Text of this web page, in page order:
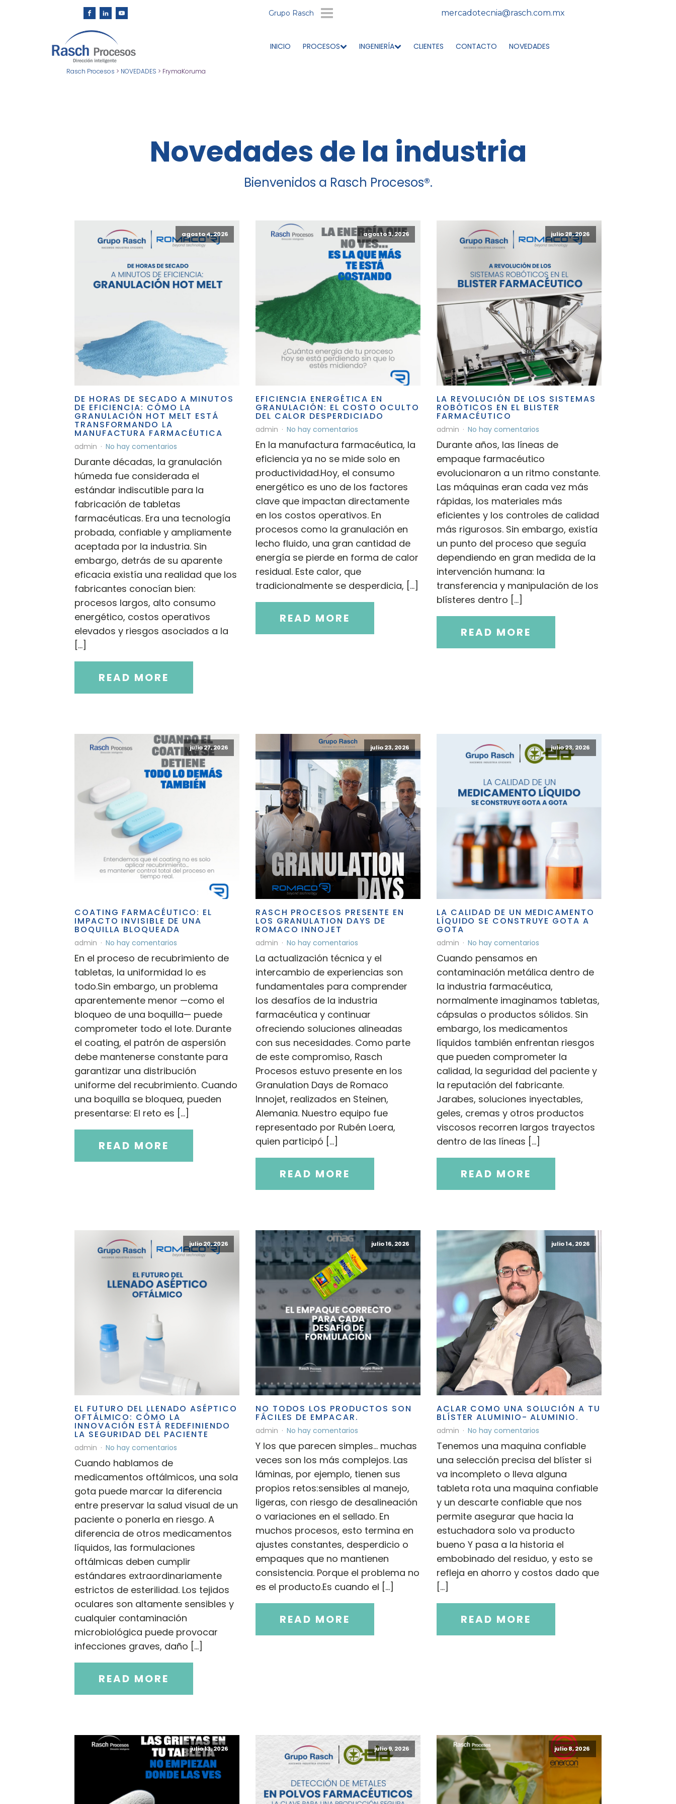
Grupo Rasch mercadotecnia@rasch.com.mx
INICIO PROCESOS INGENIERÍA CLIENTES CONTACTO NOVEDADES
Rasch Procesos > NOVEDADES > FrymaKoruma
Novedades de la industria
Bienvenidos a Rasch Procesos®.
agosto 4, 2026
DE HORAS DE SECADO A MINUTOS
DE EFICIENCIA: CÓMO LA
GRANULACIÓN HOT MELT ESTÁ
TRANSFORMANDO LA
MANUFACTURA FARMACÉUTICA
admin No hay comentarios
Durante décadas, la granulación
húmeda fue considerada el
estándar indiscutible para la
fabricación de tabletas
farmacéuticas. Era una tecnología
probada, confiable y ampliamente
aceptada por la industria. Sin
embargo, detrás de su aparente
eficacia existía una realidad que los
fabricantes conocían bien:
procesos largos, alto consumo
energético, costos operativos
elevados y riesgos asociados a la
[…]
READ MORE
agosto 3, 2026
EFICIENCIA ENERGÉTICA EN
GRANULACIÓN: EL COSTO OCULTO
DEL CALOR DESPERDICIADO
admin No hay comentarios
En la manufactura farmacéutica, la
eficiencia ya no se mide solo en
productividad.Hoy, el consumo
energético es uno de los factores
clave que impactan directamente
en los costos operativos. En
procesos como la granulación en
lecho fluido, una gran cantidad de
energía se pierde en forma de calor
residual. Este calor, que
tradicionalmente se desperdicia, […]
READ MORE
julio 28, 2026
LA REVOLUCIÓN DE LOS SISTEMAS
ROBÓTICOS EN EL BLISTER
FARMACÉUTICO
admin No hay comentarios
Durante años, las líneas de
empaque farmacéutico
evolucionaron a un ritmo constante.
Las máquinas eran cada vez más
rápidas, los materiales más
eficientes y los controles de calidad
más rigurosos. Sin embargo, existía
un punto del proceso que seguía
dependiendo en gran medida de la
intervención humana: la
transferencia y manipulación de los
blísteres dentro […]
READ MORE
julio 27, 2026
COATING FARMACÉUTICO: EL
IMPACTO INVISIBLE DE UNA
BOQUILLA BLOQUEADA
admin No hay comentarios
En el proceso de recubrimiento de
tabletas, la uniformidad lo es
todo.Sin embargo, un problema
aparentemente menor —como el
bloqueo de una boquilla— puede
comprometer todo el lote. Durante
el coating, el patrón de aspersión
debe mantenerse constante para
garantizar una distribución
uniforme del recubrimiento. Cuando
una boquilla se bloquea, pueden
presentarse: El reto es […]
READ MORE
julio 23, 2026
RASCH PROCESOS PRESENTE EN
LOS GRANULATION DAYS DE
ROMACO INNOJET
admin No hay comentarios
La actualización técnica y el
intercambio de experiencias son
fundamentales para comprender
los desafíos de la industria
farmacéutica y continuar
ofreciendo soluciones alineadas
con sus necesidades. Como parte
de este compromiso, Rasch
Procesos estuvo presente en los
Granulation Days de Romaco
Innojet, realizados en Steinen,
Alemania. Nuestro equipo fue
representado por Rubén Loera,
quien participó […]
READ MORE
julio 23, 2026
LA CALIDAD DE UN MEDICAMENTO
LÍQUIDO SE CONSTRUYE GOTA A
GOTA
admin No hay comentarios
Cuando pensamos en
contaminación metálica dentro de
la industria farmacéutica,
normalmente imaginamos tabletas,
cápsulas o productos sólidos. Sin
embargo, los medicamentos
líquidos también enfrentan riesgos
que pueden comprometer la
calidad, la seguridad del paciente y
la reputación del fabricante.
Jarabes, soluciones inyectables,
geles, cremas y otros productos
viscosos recorren largos trayectos
dentro de las líneas […]
READ MORE
julio 20, 2026
EL FUTURO DEL LLENADO ASÉPTICO
OFTÁLMICO: CÓMO LA
INNOVACIÓN ESTÁ REDEFINIENDO
LA SEGURIDAD DEL PACIENTE
admin No hay comentarios
Cuando hablamos de
medicamentos oftálmicos, una sola
gota puede marcar la diferencia
entre preservar la salud visual de un
paciente o ponerla en riesgo. A
diferencia de otros medicamentos
líquidos, las formulaciones
oftálmicas deben cumplir
estándares extraordinariamente
estrictos de esterilidad. Los tejidos
oculares son altamente sensibles y
cualquier contaminación
microbiológica puede provocar
infecciones graves, daño […]
READ MORE
julio 16, 2026
NO TODOS LOS PRODUCTOS SON
FÁCILES DE EMPACAR.
admin No hay comentarios
Y los que parecen simples… muchas
veces son los más complejos. Las
láminas, por ejemplo, tienen sus
propios retos:sensibles al manejo,
ligeras, con riesgo de desalineación
o variaciones en el sellado. En
muchos procesos, esto termina en
ajustes constantes, desperdicio o
empaques que no mantienen
consistencia. Porque el problema no
es el producto.Es cuando el […]
READ MORE
julio 14, 2026
ACLAR COMO UNA SOLUCIÓN A TU
BLÍSTER ALUMINIO- ALUMINIO.
admin No hay comentarios
Tenemos una maquina confiable
una selección precisa del blíster si
va incompleto o lleva alguna
tableta rota una maquina confiable
y un descarte confiable que nos
permite asegurar que hacia la
estuchadora solo va producto
bueno Y pasa a la historia el
embobinado del residuo, y esto se
refleja en ahorro y costos dado que
[…]
READ MORE
julio 13, 2026 julio 9, 2026 julio 8, 2026